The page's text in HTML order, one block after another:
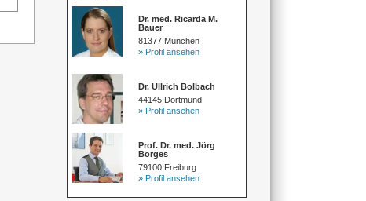
Dr. med. Ricarda M.
Bauer
81377 München
» Profil ansehen
Dr. Ullrich Bolbach
44145 Dortmund
» Profil ansehen
Prof. Dr. med. Jörg
Borges
79100 Freiburg
» Profil ansehen